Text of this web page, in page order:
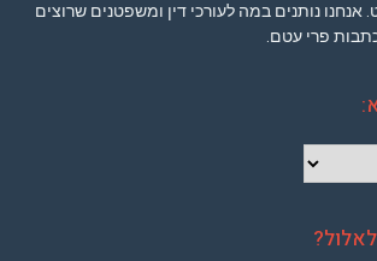
נותנים במה לעורכי דין ומשפטנים שרוצים
פרי עטם.